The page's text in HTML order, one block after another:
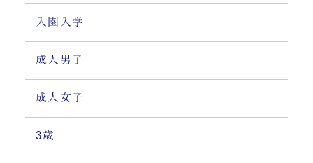
入園入学
成人男子
成人女子
3歳